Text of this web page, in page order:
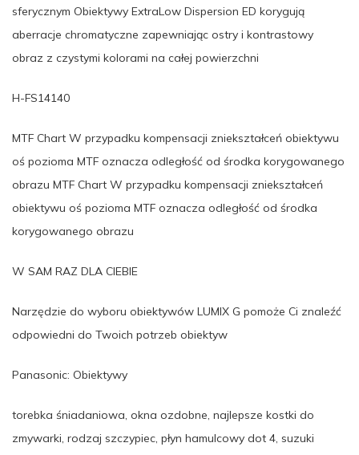
sferycznym Obiektywy ExtraLow Dispersion ED korygują
aberracje chromatyczne zapewniając ostry i kontrastowy
obraz z czystymi kolorami na całej powierzchni
H-FS14140
MTF Chart W przypadku kompensacji zniekształceń obiektywu
oś pozioma MTF oznacza odległość od środka korygowanego
obrazu MTF Chart W przypadku kompensacji zniekształceń
obiektywu oś pozioma MTF oznacza odległość od środka
korygowanego obrazu
W SAM RAZ DLA CIEBIE
Narzędzie do wyboru obiektywów LUMIX G pomoże Ci znaleźć
odpowiedni do Twoich potrzeb obiektyw
Panasonic: Obiektywy
torebka śniadaniowa, okna ozdobne, najlepsze kostki do
zmywarki, rodzaj szczypiec, płyn hamulcowy dot 4, suzuki